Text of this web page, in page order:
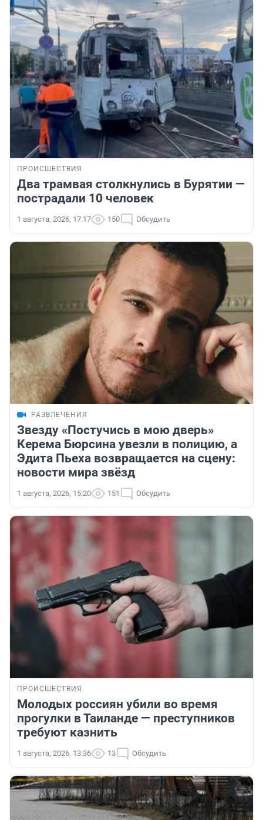
ПРОИСШЕСТВИЯ
Два трамвая столкнулись в Бурятии —
пострадали 10 человек
1 августа, 2026, 17:17 150 Обсудить
РАЗВЛЕЧЕНИЯ
Звезду «Постучись в мою дверь»
Керема Бюрсина увезли в полицию, а
Эдита Пьеха возвращается на сцену:
новости мира звёзд
1 августа, 2026, 15:20 151 Обсудить
ПРОИСШЕСТВИЯ
Молодых россиян убили во время
прогулки в Таиланде — преступников
требуют казнить
1 августа, 2026, 13:36 13 Обсудить